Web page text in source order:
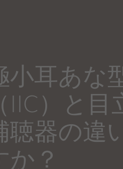
小耳あな
（IIC）と
聴器の違
か？